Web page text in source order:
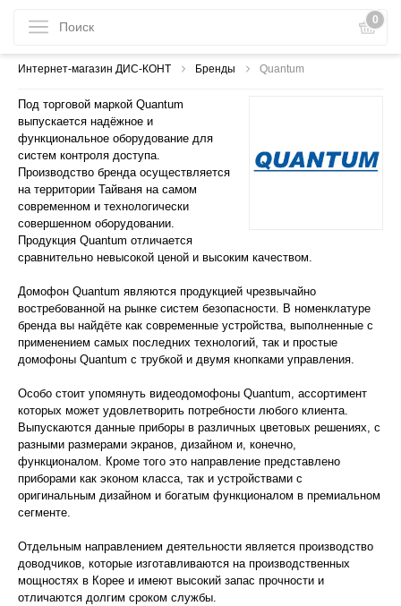
0
Интернет-магазин ДИС-КОНТ Бренды Quantum
Под торговой маркой Quantum
выпускается надёжное и
функциональное оборудование для
систем контроля доступа.
Производство бренда осуществляется
на территории Тайваня на самом
современном и технологически
совершенном оборудовании.
Продукция Quantum отличается
сравнительно невысокой ценой и высоким качеством.
Домофон Quantum являются продукцией чрезвычайно
востребованной на рынке систем безопасности. В номенклатуре
бренда вы найдёте как современные устройства, выполненные с
применением самых последних технологий, так и простые
домофоны Quantum с трубкой и двумя кнопками управления.
Особо стоит упомянуть видеодомофоны Quantum, ассортимент
которых может удовлетворить потребности любого клиента.
Выпускаются данные приборы в различных цветовых решениях, с
разными размерами экранов, дизайном и, конечно,
функционалом. Кроме того это направление представлено
приборами как эконом класса, так и устройствами с
оригинальным дизайном и богатым функционалом в премиальном
сегменте.
Отдельным направлением деятельности является производство
доводчиков, которые изготавливаются на производственных
мощностях в Корее и имеют высокий запас прочности и
отличаются долгим сроком службы.